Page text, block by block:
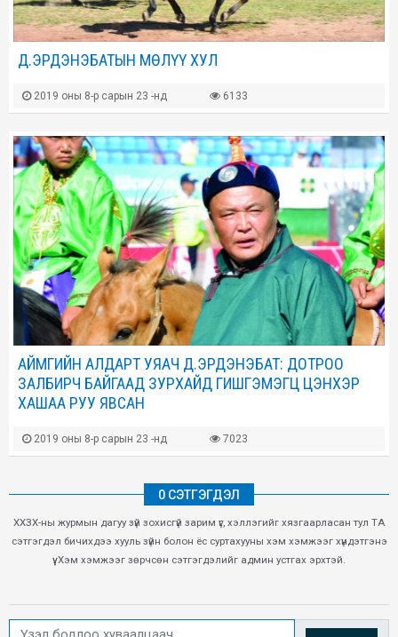
Д.ЭРДЭНЭБАТЫН МӨЛҮҮ ХУЛ
2019 оны 8-р сарын 23 -нд 6133
АЙМГИЙН АЛДАРТ УЯАЧ Д.ЭРДЭНЭБАТ: ДОТРОО
ЗАЛБИРЧ БАЙГААД ЗУРХАЙД ГИШГЭМЭГЦ ЦЭНХЭР
ХАШАА РУУ ЯВСАН
2019 оны 8-р сарын 23 -нд 7023
0 СЭТГЭГДЭЛ
ХХЗХ-ны журмын дагуу зүй зохисгүй зарим үг, хэллэгийг хязгаарласан тул ТА
сэтгэгдэл бичихдээ хууль зүйн болон ёс суртахууны хэм хэмжээг хүндэтгэнэ
үү. Хэм хэмжээг зөрчсөн сэтгэгдэлийг админ устгах эрхтэй.